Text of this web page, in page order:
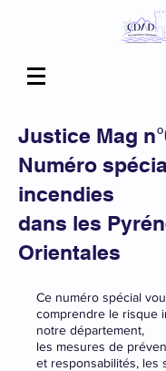
Justice Mag
Numéro
incendies
dans les
Orientales
Ce numéro spécial
comprendre le risque
notre département,
les mesures de
et responsabilités, les